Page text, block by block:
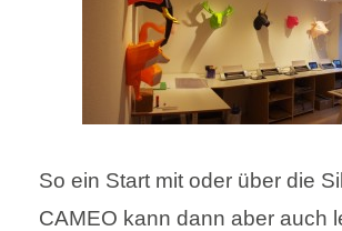
So ein Start mit oder über die
CAMEO kann dann aber auch